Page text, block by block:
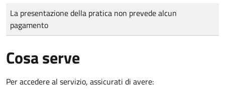
Tipo di pagamento
Importo
La presentazione della pratica non prevede alcun
pagamento
Cosa serve
Per accedere al servizio, assicurati di avere: